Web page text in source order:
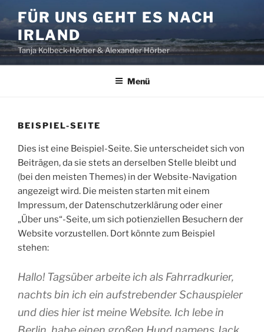
Inhalt
springen
FÜR UNS GEHT ES NACH
IRLAND
Tanja Kolbeck-Hörber & Alexander Hörber
Menü
BEISPIEL-SEITE
Dies ist eine Beispiel-Seite. Sie unterscheidet sich von
Beiträgen, da sie stets an derselben Stelle bleibt und
(bei den meisten Themes) in der Website-Navigation
angezeigt wird. Die meisten starten mit einem
Impressum, der Datenschutzerklärung oder einer
„Über uns“-Seite, um sich potienziellen Besuchern der
Website vorzustellen. Dort könnte zum Beispiel
stehen:
Hallo! Tagsüber arbeite ich als Fahrradkurier,
nachts bin ich ein aufstrebender Schauspieler
und dies hier ist meine Website. Ich lebe in